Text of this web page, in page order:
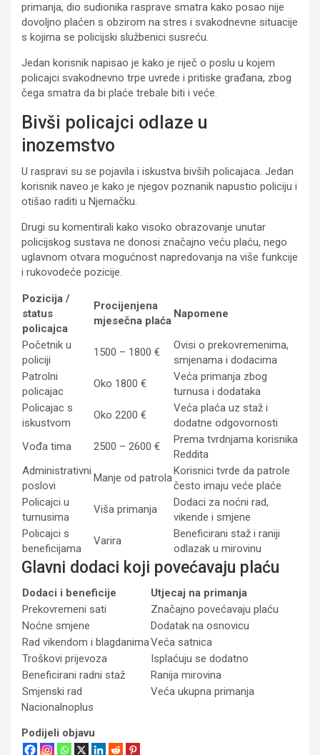
primanja, dio sudionika rasprave smatra kako posao nije
dovoljno plaćen s obzirom na stres i svakodnevne situacije
s kojima se policijski službenici susreću.
Jedan korisnik napisao je kako je riječ o poslu u kojem
policajci svakodnevno trpe uvrede i pritiske građana, zbog
čega smatra da bi plaće trebale biti i veće.
Bivši policajci odlaze u
inozemstvo
U raspravi su se pojavila i iskustva bivših policajaca. Jedan
korisnik naveo je kako je njegov poznanik napustio policiju i
otišao raditi u Njemačku.
Drugi su komentirali kako visoko obrazovanje unutar
policijskog sustava ne donosi značajno veću plaću, nego
uglavnom otvara mogućnost napredovanja na više funkcije
i rukovodeće pozicije.
Pozicija /
status
policajca
Procijenjena
mjesečna plaća
Napomene
Početnik u
policiji
1500 – 1800 €
Ovisi o prekovremenima,
smjenama i dodacima
Patrolni
policajac
Oko 1800 €
Veća primanja zbog
turnusa i dodataka
Policajac s
iskustvom
Oko 2200 €
Veća plaća uz staž i
dodatne odgovornosti
Vođa tima
2500 – 2600 €
Prema tvrdnjama korisnika
Reddita
Administrativni
poslovi
Manje od patrola
Korisnici tvrde da patrole
često imaju veće plaće
Policajci u
turnusima
Viša primanja
Dodaci za noćni rad,
vikende i smjene
Policajci s
beneficijama
Varira
Beneficirani staž i raniji
odlazak u mirovinu
Glavni dodaci koji povećavaju plaću
Dodaci i beneficije
Utjecaj na primanja
Prekovremeni sati
Značajno povećavaju plaću
Noćne smjene
Dodatak na osnovicu
Rad vikendom i blagdanimaVeća satnica
Troškovi prijevoza
Isplaćuju se dodatno
Beneficirani radni staž
Ranija mirovina
Smjenski rad
Veća ukupna primanja
Nacionalnoplus
Podijeli objavu